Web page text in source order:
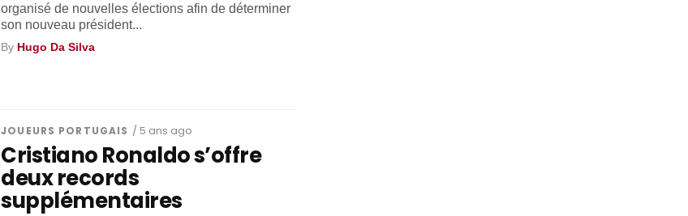
organisé de nouvelles élections afin de déterminer
son nouveau président...
By Hugo Da Silva
JOUEURS PORTUGAIS / 5 ans ago
Cristiano Ronaldo s’offre
deux records
supplémentaires